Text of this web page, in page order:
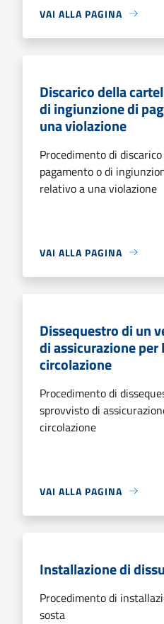
VAI ALLA PAGINA
Discarico della
di ingiunzione di
una violazione
Procedimento di
pagamento o di
relativo a una violazione
VAI ALLA PAGINA
Dissequestro di un
di assicurazione per
circolazione
Procedimento di
sprovvisto di
circolazione
VAI ALLA PAGINA
Installazione di
Procedimento di
sosta